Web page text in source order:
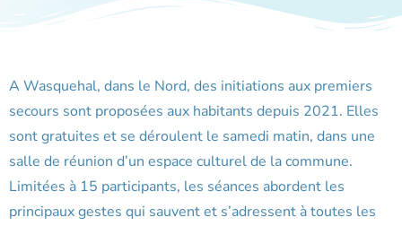
A Wasquehal, dans le Nord, des initiations aux premiers
secours sont proposées aux habitants depuis 2021. Elles
sont gratuites et se déroulent le samedi matin, dans une
salle de réunion d’un espace culturel de la commune.
Limitées à 15 participants, les séances abordent les
principaux gestes qui sauvent et s’adressent à toutes les